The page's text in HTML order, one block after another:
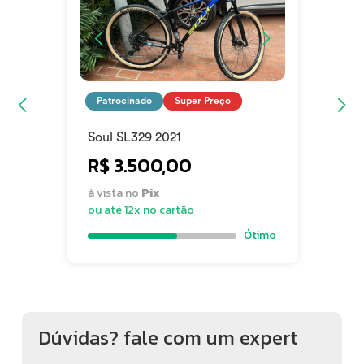
Rodas/Pneus: Aros de parede dupla, prontos para tubeless,
com pneus 29x2.20
Patrocinado Super Preço
Soul SL329 2021
R$ 3.500,00
à vista no Pix
ou até 12x no cartão
Ótimo
Dúvidas? fale com um expert